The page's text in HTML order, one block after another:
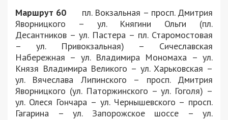
Маршрут 60 пл. Вокзальная – просп. Дмитрия
Яворницкого – ул. Княгини Ольги (пл.
Десантников – ул. Пастера – пл. Старомостовая
– ул. Привокзальная) – Сичеславская
Набережная – ул. Владимира Мономаха – ул.
Князя Владимира Великого – ул. Харьковская –
ул. Вячеслава Липинского – просп. Дмитрия
Яворницкого (ул. Паторжинского – ул. Гоголя) –
ул. Олеся Гончара – ул. Чернышевского – просп.
Гагарина – ул. Запорожское шоссе – ул.